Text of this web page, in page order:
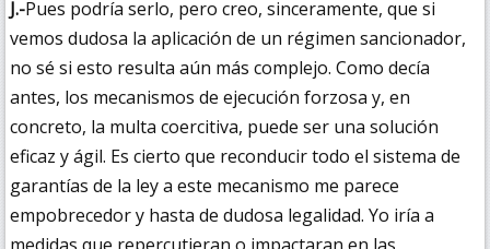
J.-Pues podría serlo, pero creo, sinceramente, que si
vemos dudosa la aplicación de un régimen sancionador,
no sé si esto resulta aún más complejo. Como decía
antes, los mecanismos de ejecución forzosa y, en
concreto, la multa coercitiva, puede ser una solución
eficaz y ágil. Es cierto que reconducir todo el sistema de
garantías de la ley a este mecanismo me parece
empobrecedor y hasta de dudosa legalidad. Yo iría a